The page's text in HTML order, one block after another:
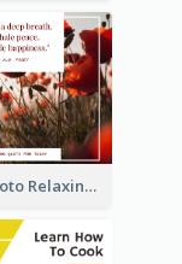
Floral Photo Relaxing Quote Facebook Post